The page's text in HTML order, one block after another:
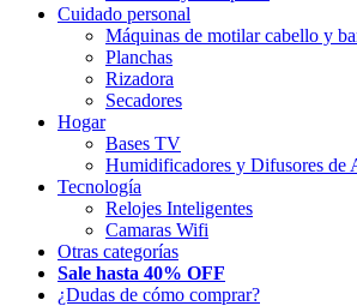
Cuidado personal
Máquinas de motilar cabello y
Planchas
Rizadora
Secadores
Hogar
Bases TV
Humidificadores y Difusores de
Tecnología
Relojes Inteligentes
Camaras Wifi
Otras categorías
Sale hasta 40% OFF
¿Dudas de cómo comprar?